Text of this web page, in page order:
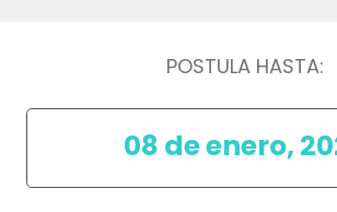
POSTULA HASTA:
08 de enero,